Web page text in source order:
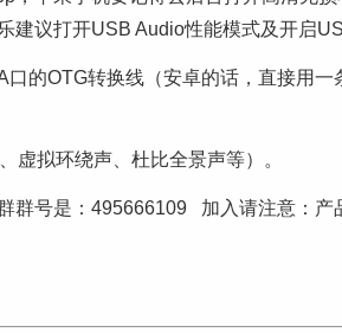
议打开USB Audio性能模式及开启
的OTG转换线（安卓的话，直接用
虚拟环绕声、杜比全景声等）。
群号是：495666109 加入请注意：产